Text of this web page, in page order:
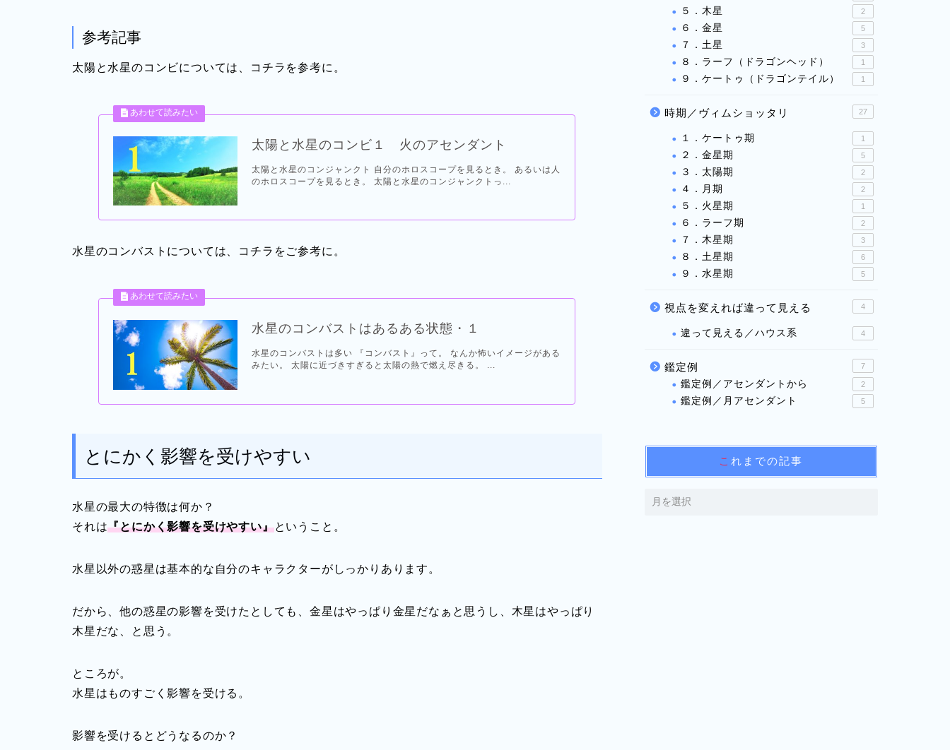
参考記事
太陽と水星のコンビについては、コチラを参考に。
太陽と水星のコンビ１ 火のアセンダント
太陽と水星のコンジャンクト 自分のホロスコープを見るとき。 あるいは人
のホロスコープを見るとき。 太陽と水星のコンジャンクトっ...
水星のコンバストについては、コチラをご参考に。
水星のコンバストはあるある状態・１
水星のコンバストは多い 『コンバスト』って。 なんか怖いイメージがある
みたい。 太陽に近づきすぎると太陽の熱で燃え尽きる。 ...
とにかく影響を受けやすい
水星の最大の特徴は何か？
それは『とにかく影響を受けやすい』ということ。
水星以外の惑星は基本的な自分のキャラクターがしっかりあります。
だから、他の惑星の影響を受けたとしても、金星はやっぱり金星だなぁと思うし、木星はやっぱり
木星だな、と思う。
ところが。
水星はものすごく影響を受ける。
影響を受けるとどうなるのか？
５．木星 2
６．金星 5
７．土星 3
８．ラーフ（ドラゴンヘッド） 1
９．ケートゥ（ドラゴンテイル） 1
時期／ヴィムショッタリ 27
１．ケートゥ期 1
２．金星期 5
３．太陽期 2
４．月期 2
５．火星期 1
６．ラーフ期 2
７．木星期 3
８．土星期 6
９．水星期 5
視点を変えれば違って見える 4
違って見える／ハウス系 4
鑑定例 7
鑑定例／アセンダントから 2
鑑定例／月アセンダント 5
これまでの記事